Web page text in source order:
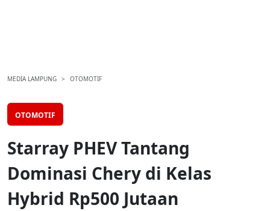
MEDIA LAMPUNG OTOMOTIF
OTOMOTIF
Starray PHEV Tantang
Dominasi Chery di Kelas
Hybrid Rp500 Jutaan